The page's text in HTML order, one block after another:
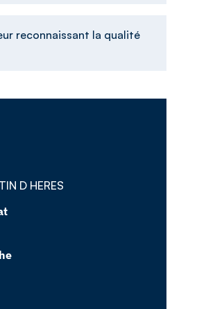
reconnaissant la qualité
D HERES